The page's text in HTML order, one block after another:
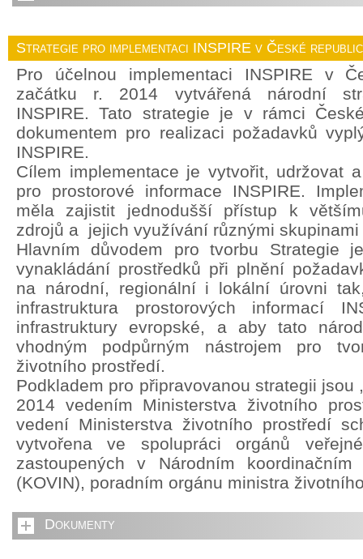
Strategie pro implementaci INSPIRE v České
Pro účelnou implementaci INSPIRE v
začátku r. 2014 vytvářená národní
INSPIRE. Tato strategie je v rámci
dokumentem pro realizaci požadavků
INSPIRE.
Cílem implementace je vytvořit, udržovat
pro prostorové informace INSPIRE.
měla zajistit jednodušší přístup k
zdrojů a jejich využívání různými skupinami
Hlavním důvodem pro tvorbu Strategie
vynakládání prostředků při plnění
na národní, regionální i lokální úrovni
infrastruktura prostorových informací
infrastruktury evropské, a aby tato
vhodným podpůrným nástrojem pro
životního prostředí.
Podkladem pro připravovanou strategii jsou
2014 vedením Ministerstva životního
vedení Ministerstva životního prostředí
vytvořena ve spolupráci orgánů
zastoupených v Národním
(KOVIN), poradním orgánu ministra
Dokumenty